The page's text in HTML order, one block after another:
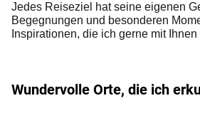
Jedes Reiseziel hat seine eigenen
Begegnungen und besonderen
Inspirationen, die ich gerne mit
Wundervolle Orte, die ich